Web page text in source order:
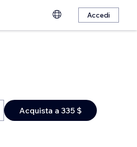
Accedi
Acquista a 335 $